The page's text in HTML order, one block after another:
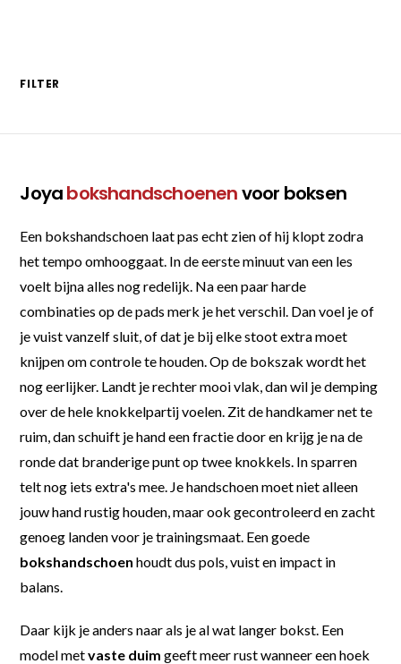
FILTER
Joyabokshandschoenenvoor boksen
Een bokshandschoen laat pas echt zien of hij klopt zodra
het tempo omhooggaat. In de eerste minuut van een les
voelt bijna alles nog redelijk. Na een paar harde
combinaties op de pads merk je het verschil. Dan voel je of
je vuist vanzelf sluit, of dat je bij elke stoot extra moet
knijpen om controle te houden. Op de bokszak wordt het
nog eerlijker. Landt je rechter mooi vlak, dan wil je demping
over de hele knokkelpartij voelen. Zit de handkamer net te
ruim, dan schuift je hand een fractie door en krijg je na de
ronde dat branderige punt op twee knokkels. In sparren
telt nog iets extra's mee. Je handschoen moet niet alleen
jouw hand rustig houden, maar ook gecontroleerd en zacht
genoeg landen voor je trainingsmaat. Een goede
bokshandschoen houdt dus pols, vuist en impact in
balans.
Daar kijk je anders naar als je al wat langer bokst. Een
model metvaste duim geeft meer rust wanneer een hoek